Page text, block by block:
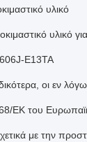
υλικό
υλικό
E13TA
οι εν
ΕΚ του
με την